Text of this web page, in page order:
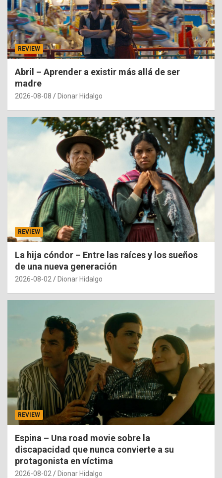
REVIEW
Abril – Aprender a existir más allá de ser
madre
2026-08-08 Dionar Hidalgo
REVIEW
La hija cóndor – Entre las raíces y los sueños
de una nueva generación
2026-08-02 Dionar Hidalgo
REVIEW
Espina – Una road movie sobre la
discapacidad que nunca convierte a su
protagonista en víctima
2026-08-02 Dionar Hidalgo